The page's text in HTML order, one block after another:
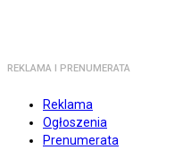
REKLAMA I PRENUMERATA
Reklama
Ogłoszenia
Prenumerata